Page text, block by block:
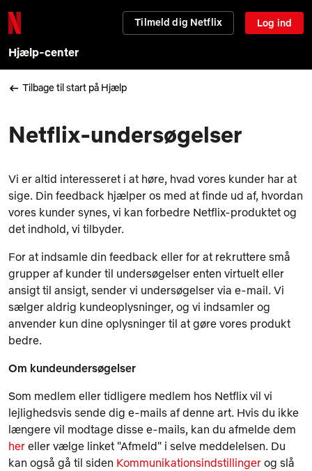
Tilmeld dig Netflix Log ind
Hjælp-center
Tilbage til start på Hjælp
Netflix-undersøgelser
Vi er altid interesseret i at høre, hvad vores kunder har at
sige. Din feedback hjælper os med at finde ud af, hvordan
vores kunder synes, vi kan forbedre Netflix-produktet og
det indhold, vi tilbyder.
For at indsamle din feedback eller for at rekruttere små
grupper af kunder til undersøgelser enten virtuelt eller
ansigt til ansigt, sender vi undersøgelser via e-mail. Vi
sælger aldrig kundeoplysninger, og vi indsamler og
anvender kun dine oplysninger til at gøre vores produkt
bedre.
Om kundeundersøgelser
Som medlem eller tidligere medlem hos Netflix vil vi
lejlighedsvis sende dig e-mails af denne art. Hvis du ikke
længere vil modtage disse e-mails, kan du afmelde dem
her eller vælge linket "Afmeld" i selve meddelelsen. Du
kan også gå til siden Kommunikationsindstillinger og slå